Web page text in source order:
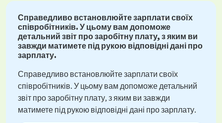
Справедливо встановлюйте зарплати своїх
співробітників. У цьому вам допоможе
детальний звіт про заробітну плату, з яким ви
завжди матимете під рукою відповідні дані про
зарплату.
Справедливо встановлюйте зарплати своїх
співробітників. У цьому вам допоможе детальний
звіт про заробітну плату, з яким ви завжди
матимете під рукою відповідні дані про зарплату.